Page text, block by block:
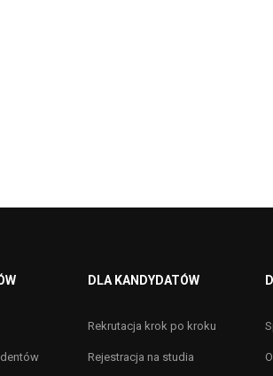
DLA KANDYDATÓW
Rekrutacja krok po kroku
Rejestracja na studia